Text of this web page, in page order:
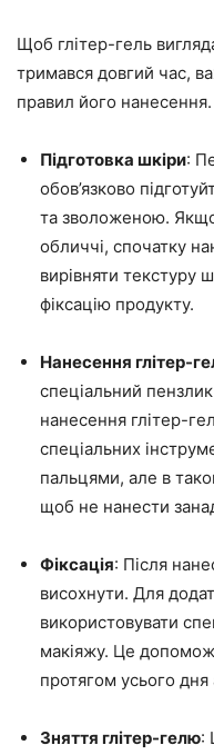
Щоб глітер-гель
тримався довгий час,
правил його нанесення.
Підготовка шкіри:
обов’язково
та зволоженою.
обличчі, спочатку
вирівняти текстуру
фіксацію продукту.
Нанесення глітер-
спеціальний
нанесення глітер-
спеціальних
пальцями, але в
щоб не нанести
Фіксація: Після
висохнути. Для
використовувати
макіяжу. Це
протягом усього дня
Зняття глітер-гелю: